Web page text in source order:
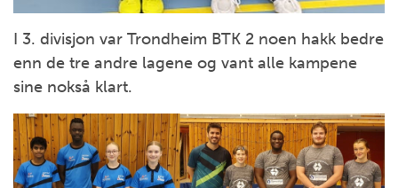
I 3. divisjon var Trondheim BTK 2 noen hakk bedre
enn de tre andre lagene og vant alle kampene
sine nokså klart.